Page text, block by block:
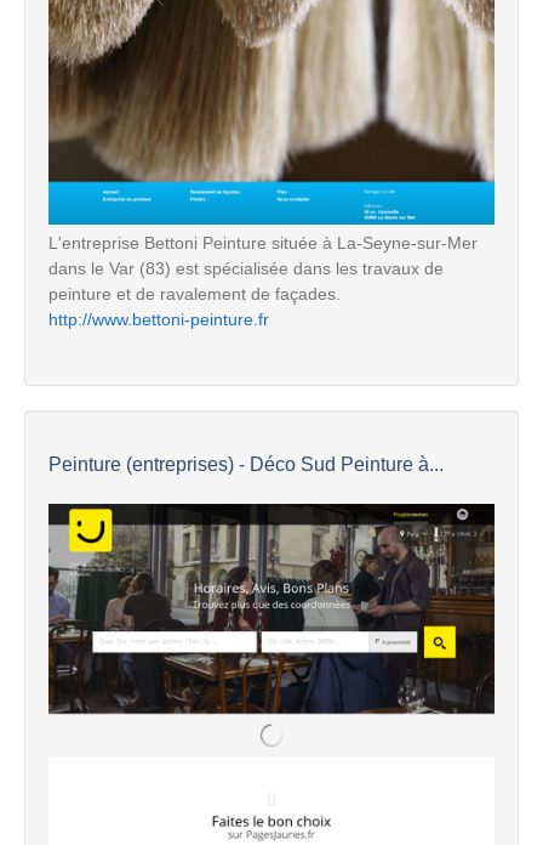
L'entreprise Bettoni Peinture située à La-Seyne-sur-Mer
dans le Var (83) est spécialisée dans les travaux de
peinture et de ravalement de façades.
http://www.bettoni-peinture.fr
Peinture (entreprises) - Déco Sud Peinture à...